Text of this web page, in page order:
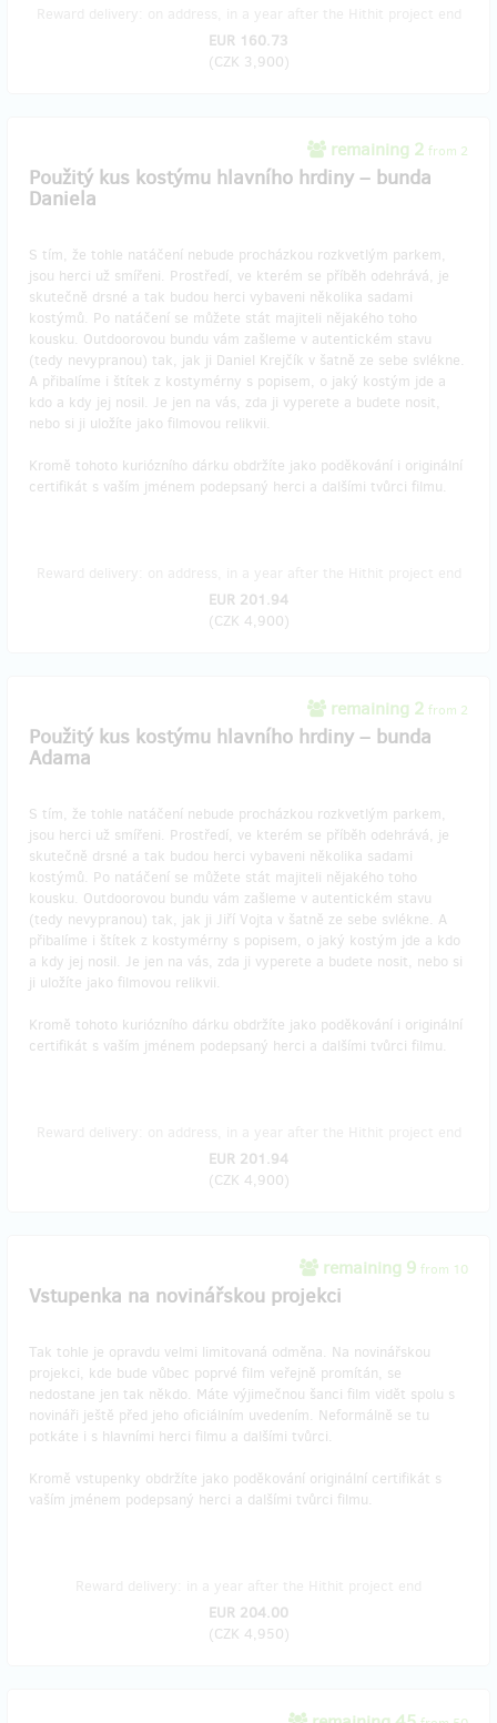
EUR 160.73
(CZK 3,900)
remaining 2 from 2
Použitý kus kostýmu hlavního hrdiny – bunda
Daniela
S tím, že tohle natáčení nebude procházkou rozkvetlým parkem,
jsou herci už smířeni. Prostředí, ve kterém se příběh odehrává, je
skutečně drsné a tak budou herci vybaveni několika sadami
kostýmů. Po natáčení se můžete stát majiteli nějakého toho
kousku. Outdoorovou bundu vám zašleme v autentickém stavu
(tedy nevypranou) tak, jak ji Daniel Krejčík v šatně ze sebe svlékne.
A přibalíme i štítek z kostymérny s popisem, o jaký kostým jde a
kdo a kdy jej nosil. Je jen na vás, zda ji vyperete a budete nosit,
nebo si ji uložíte jako filmovou relikvii.
Kromě tohoto kuriózního dárku obdržíte jako poděkování i originální
certifikát s vaším jménem podepsaný herci a dalšími tvůrci filmu.
EUR 201.94
(CZK 4,900)
remaining 2 from 2
Použitý kus kostýmu hlavního hrdiny – bunda
Adama
S tím, že tohle natáčení nebude procházkou rozkvetlým parkem,
jsou herci už smířeni. Prostředí, ve kterém se příběh odehrává, je
skutečně drsné a tak budou herci vybaveni několika sadami
kostýmů. Po natáčení se můžete stát majiteli nějakého toho
kousku. Outdoorovou bundu vám zašleme v autentickém stavu
(tedy nevypranou) tak, jak ji Jiří Vojta v šatně ze sebe svlékne. A
přibalíme i štítek z kostymérny s popisem, o jaký kostým jde a kdo
a kdy jej nosil. Je jen na vás, zda ji vyperete a budete nosit, nebo si
ji uložíte jako filmovou relikvii.
Kromě tohoto kuriózního dárku obdržíte jako poděkování i originální
certifikát s vaším jménem podepsaný herci a dalšími tvůrci filmu.
EUR 201.94
(CZK 4,900)
remaining 9 from 10
Vstupenka na novinářskou projekci
Tak tohle je opravdu velmi limitovaná odměna. Na novinářskou
projekci, kde bude vůbec poprvé film veřejně promítán, se
nedostane jen tak někdo. Máte výjimečnou šanci film vidět spolu s
novináři ještě před jeho oficiálním uvedením. Neformálně se tu
potkáte i s hlavními herci filmu a dalšími tvůrci.
Kromě vstupenky obdržíte jako poděkování originální certifikát s
vaším jménem podepsaný herci a dalšími tvůrci filmu.
EUR 204.00
(CZK 4,950)